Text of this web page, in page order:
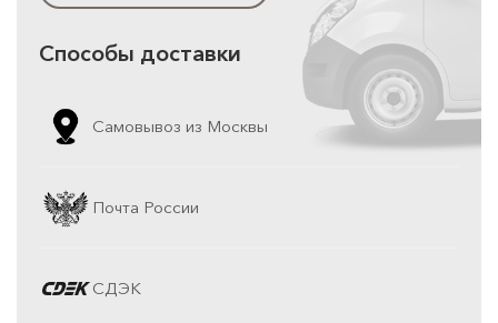
Способы доставки
Самовывоз из Москвы
Почта России
СДЭК